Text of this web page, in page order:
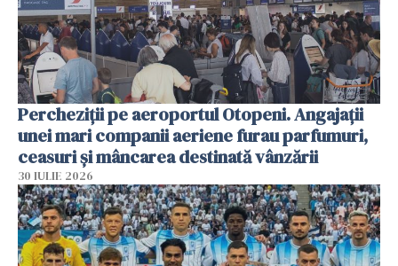
Percheziții pe aeroportul Otopeni. Angajații
unei mari companii aeriene furau parfumuri,
ceasuri și mâncarea destinată vânzării
30 IULIE 2026